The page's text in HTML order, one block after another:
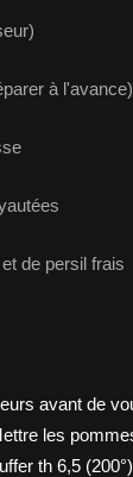
à l'avance)
de persil frais